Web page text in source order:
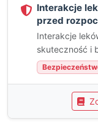
Interakcje
przed
Interakcje
skuteczność i